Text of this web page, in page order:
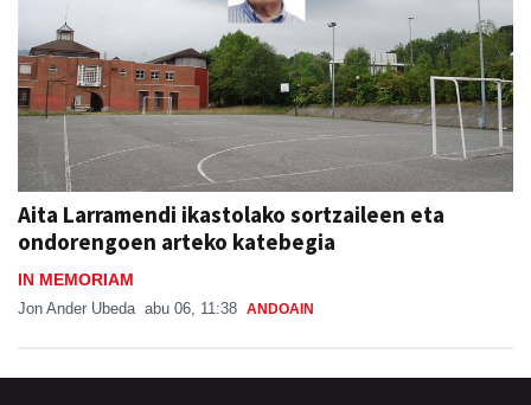
Aita Larramendi ikastolako sortzaileen eta
ondorengoen arteko katebegia
IN MEMORIAM
Jon Ander Ubeda abu 06, 11:38 ANDOAIN